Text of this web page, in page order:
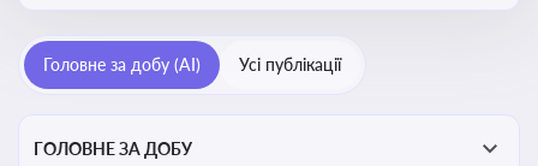
Головне за добу (AI) Усі публікації
ГОЛОВНЕ ЗА ДОБУ